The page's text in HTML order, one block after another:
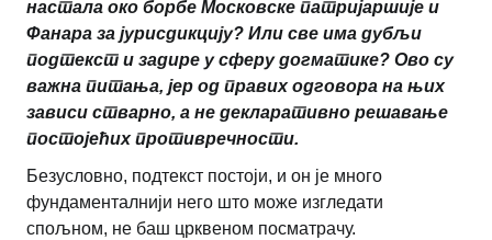
настала око борбе Московске патријаршије и
Фанара за јурисдикцију? Или све има дубљи
подтекст и задире у сферу догматике? Ово су
важна питања, јер од правих одговора на њих
зависи стварно, а не декларативно решавање
постојећих противречности.
Безусловно, подтекст постоји, и он је много
фундаменталнији него што може изгледати
спољном, не баш црквеном посматрачу.